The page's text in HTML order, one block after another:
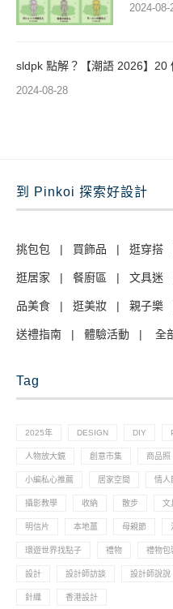
2024-08-
sldpk 點解？【潮語 2026】20
2024-08-28
到 Pinkoi 探索好設計
挑包包 | 買飾品 | 逛穿搭
逛居家 | 餐廚區 | 文具迷
品美食 | 逛美妝 | 親子樂
送禮指南 | 體驗活動 | 全
Tag
2025年 DESIGN DIY
人物放大鏡 創意市集 商品照
小編私心推薦 居家空間 情人
攝影教學 收納 散步 文
明信片 本地薑 母親節
環遊世界找點子 禮物 禮物包
設計 設計師訪談 設計師說說
針織 香港設計